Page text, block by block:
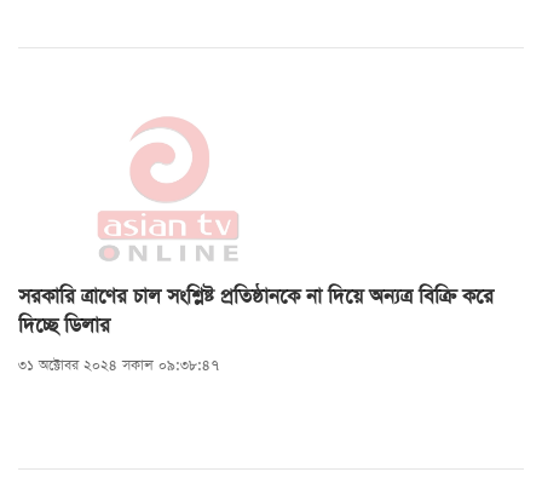
সরকারি ত্রাণের চাল সংশ্লিষ্ট প্রতিষ্ঠানকে না দিয়ে অন্যত্র বিক্রি করে
দিচ্ছে ডিলার
৩১ অক্টোবর ২০২৪ সকাল ০৯:৩৮:৪৭